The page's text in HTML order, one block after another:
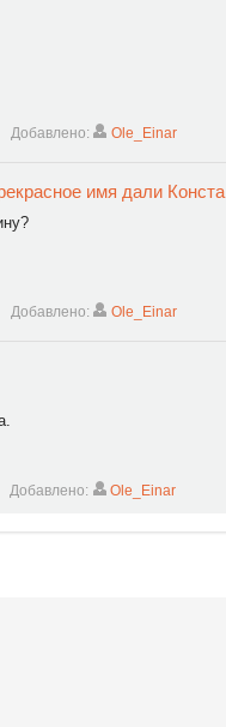
Добавлено: Ole_Einar
имя дали
Добавлено: Ole_Einar
Добавлено: Ole_Einar